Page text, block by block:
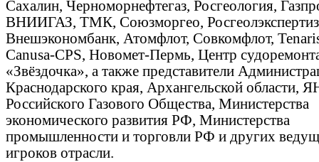
Сахалин, Черноморнефтегаз, Росгеология,
ВНИИГАЗ, ТМК, Союзморгео,
Внешэкономбанк, Атомфлот, Совкомфлот,
Canusa-CPS, Новомет-Пермь, Центр
«Звёздочка», а также представители
Краснодарского края, Архангельской области,
Российского Газового Общества, Министерства
экономического развития РФ, Министерства
промышленности и торговли РФ и других
игроков отрасли.